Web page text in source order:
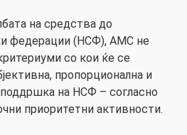
на средства до
федерации (НСФ), АМС не
со кои ќе се
пропорционална и
на НСФ – согласно
приоритетни активности.